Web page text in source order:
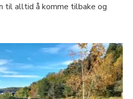
til alltid å komme tilbake og